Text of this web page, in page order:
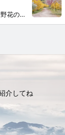
広島県安芸太田町にある安野花の駅公園です。 春には桜とレンギョウが咲きとても美しい光景が広がりますが、特に桜が散り始めた頃には地面も桜色に染まり絶景です。 是非一度は訪れて欲しい場所です。
介してね